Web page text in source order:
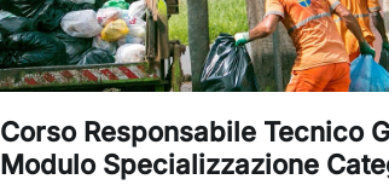
Corso Responsabile Tecnico
Modulo Specializzazione